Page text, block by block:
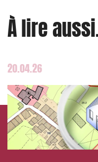
À lire
20.04.26
Mobilité et transport
Droit du
Services publics
Commande
Projets immobiliers
Environnement